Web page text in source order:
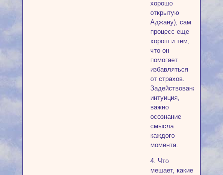
хорошо
открытую
Аджану), сам
процесс еще
хорош и тем,
что он
помогает
избавляться
от страхов.
Задействована
интуиция,
важно
осознание
смысла
каждого
момента.
4. Что
мешает, какие